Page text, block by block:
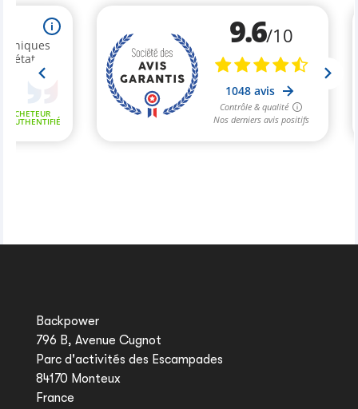
Backpower
796 B, Avenue Cugnot
Parc d'activités des Escampades
84170 Monteux
France